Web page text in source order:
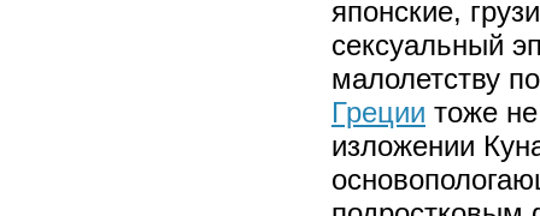
японские,
сексуальный
малолетству
Греции тоже
изложении